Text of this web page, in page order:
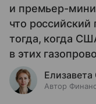
и премьер-
что российский
тогда, когда
в этих
Автор